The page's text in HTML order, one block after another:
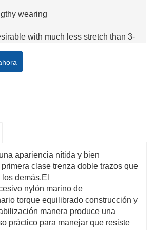
wearing
with much less stretch than 3-
and the greatest assortment
lines, anchor strains and
apariencia nítida y bien
clase trenza doble trazos que
demás.El
nylón marino de
torque equilibrado construcción y
manera produce una
práctico para manejar que resiste